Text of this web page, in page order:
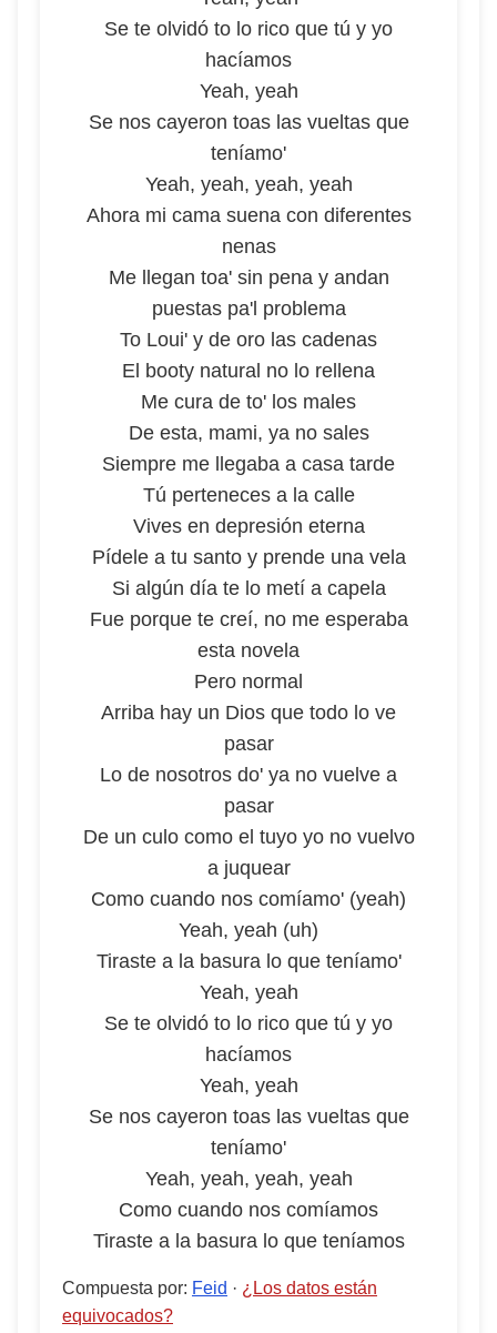
Se te olvidó to lo rico que tú y yo
hacíamos
Yeah, yeah
Se nos cayeron toas las vueltas que
teníamo'
Yeah, yeah, yeah, yeah
Ahora mi cama suena con diferentes
nenas
Me llegan toa' sin pena y andan
puestas pa'l problema
To Loui' y de oro las cadenas
El booty natural no lo rellena
Me cura de to' los males
De esta, mami, ya no sales
Siempre me llegaba a casa tarde
Tú perteneces a la calle
Vives en depresión eterna
Pídele a tu santo y prende una vela
Si algún día te lo metí a capela
Fue porque te creí, no me esperaba
esta novela
Pero normal
Arriba hay un Dios que todo lo ve
pasar
Lo de nosotros do' ya no vuelve a
pasar
De un culo como el tuyo yo no vuelvo
a juquear
Como cuando nos comíamo' (yeah)
Yeah, yeah (uh)
Tiraste a la basura lo que teníamo'
Yeah, yeah
Se te olvidó to lo rico que tú y yo
hacíamos
Yeah, yeah
Se nos cayeron toas las vueltas que
teníamo'
Yeah, yeah, yeah, yeah
Como cuando nos comíamos
Tiraste a la basura lo que teníamos
Compuesta por: Feid · ¿Los datos están
equivocados?